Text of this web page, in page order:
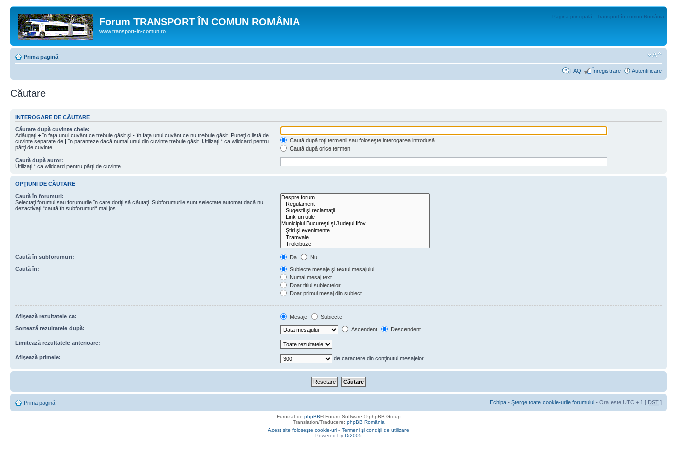
Forum TRANSPORT ÎN COMUN ROMÂNIA
www.transport-in-comun.ro
Pagina principală - Transport în comun România
Prima pagină
FAQ Înregistrare Autentificare
Căutare
INTEROGARE DE CĂUTARE
Căutare după cuvinte cheie:
Adăugaţi + în faţa unui cuvânt ce trebuie găsit şi - în faţa unui cuvânt ce nu trebuie găsit. Puneţi o listă de
cuvinte separate de | în paranteze dacă numai unul din cuvinte trebuie găsit. Utilizaţi * ca wildcard pentru
părţi de cuvinte.
Caută după toţi termenii sau foloseşte interogarea introdusă
Caută după orice termen
Caută după autor:
Utilizaţi * ca wildcard pentru părţi de cuvinte.
OPŢIUNI DE CĂUTARE
Caută în forumuri:
Selectaţi forumul sau forumurile în care doriţi să căutaţi. Subforumurile sunt selectate automat dacă nu
dezactivaţi “caută în subforumuri“ mai jos.
Caută în subforumuri: Da
Nu
Caută în:
Subiecte mesaje şi textul mesajului
Numai mesaj text
Doar titlul subiectelor
Doar primul mesaj din subiect
Afişează rezultatele ca: Mesaje
Subiecte
Sortează rezultatele după:
Ascendent Descendent
Limitează rezultatele anterioare:
Afişează primele: de caractere din conţinutul mesajelor
Prima pagină Echipa • Şterge toate cookie-urile forumului • Ora este UTC + 1 [ DST ]
Furnizat de phpBB® Forum Software © phpBB Group
Translation/Traducere: phpBB România
Acest site foloseşte cookie-uri - Termeni şi condiţii de utilizare
Powered by Dr2005